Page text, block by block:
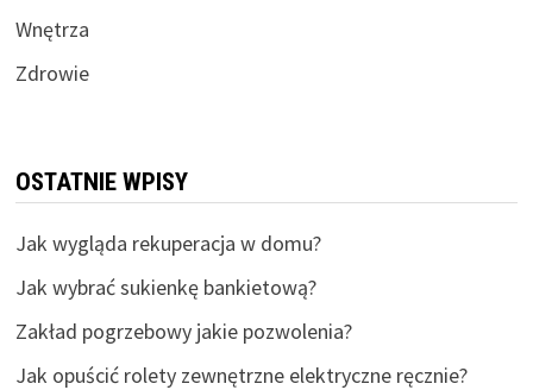
Wnętrza
Zdrowie
OSTATNIE WPISY
Jak wygląda rekuperacja w domu?
Jak wybrać sukienkę bankietową?
Zakład pogrzebowy jakie pozwolenia?
Jak opuścić rolety zewnętrzne elektryczne ręcznie?